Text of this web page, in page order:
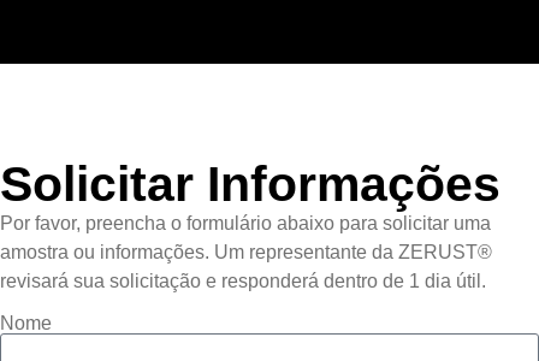
Solicitar Informações
Por favor, preencha o formulário abaixo para solicitar uma
amostra ou informações. Um representante da ZERUST®
revisará sua solicitação e responderá dentro de 1 dia útil.
Nome